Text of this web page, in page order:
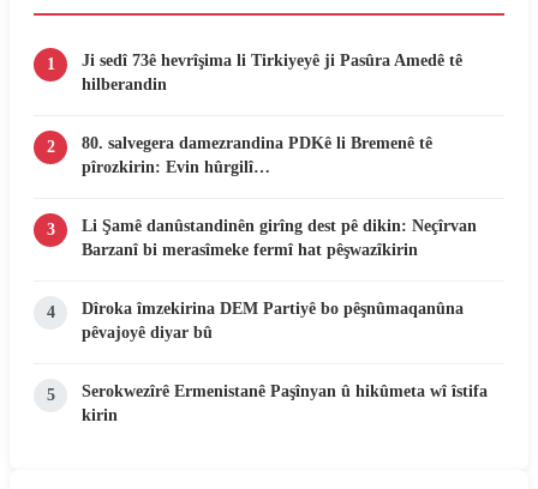
1
Ji sedî 73ê hevrîşima li Tirkiyeyê ji Pasûra Amedê tê
hilberandin
2
80. salvegera damezrandina PDKê li Bremenê tê
pîrozkirin: Evin hûrgilî…
3
Li Şamê danûstandinên girîng dest pê dikin: Neçîrvan
Barzanî bi merasîmeke fermî hat pêşwazîkirin
4
Dîroka îmzekirina DEM Partiyê bo pêşnûmaqanûna
pêvajoyê diyar bû
5
Serokwezîrê Ermenistanê Paşînyan û hikûmeta wî îstifa
kirin